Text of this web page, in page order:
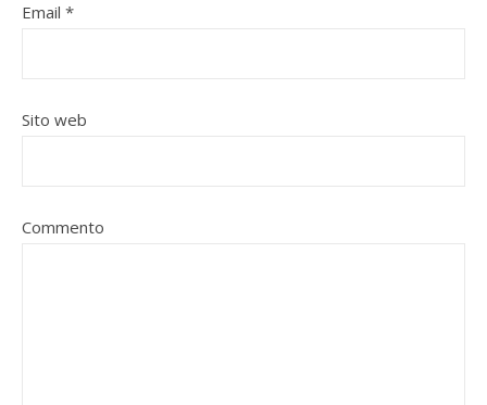
Email *
Sito web
Commento